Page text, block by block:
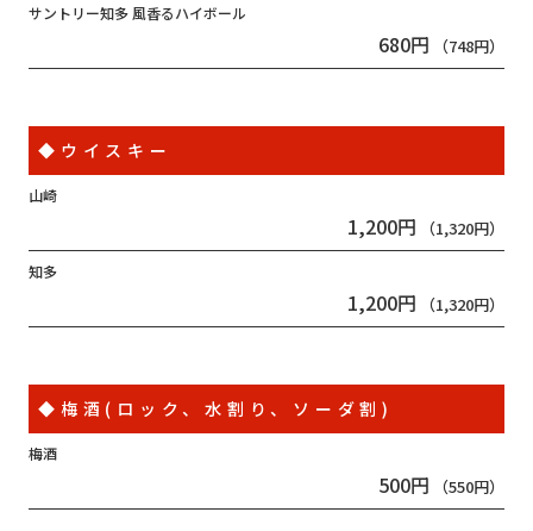
サントリー知多 風香るハイボール
680円 （748円）
◆ウイスキー
山崎
1,200円 （1,320円）
知多
1,200円 （1,320円）
◆梅酒(ロック、水割り、ソーダ割)
梅酒
500円 （550円）